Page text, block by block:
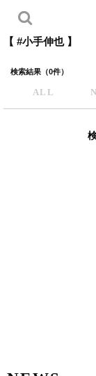
【 #小手伸也 】
検索結果（0件）
ALL